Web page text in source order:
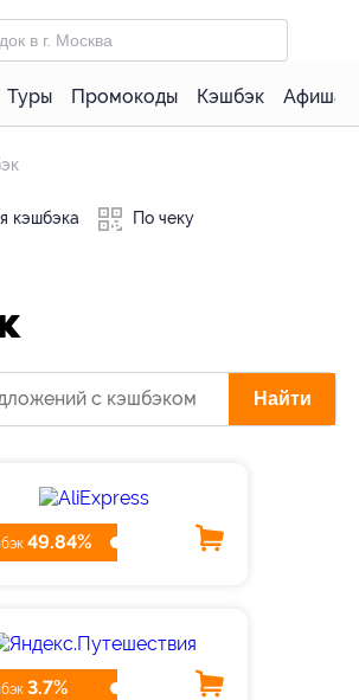
Туры Промокоды Кэшбэк Афиша
кэшбэка По чеку
Найти
49.84%
3.7%